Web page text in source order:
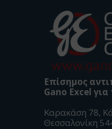
Επίσημος
Gano Excel
Καρακάση 78,
Θεσσαλονίκη